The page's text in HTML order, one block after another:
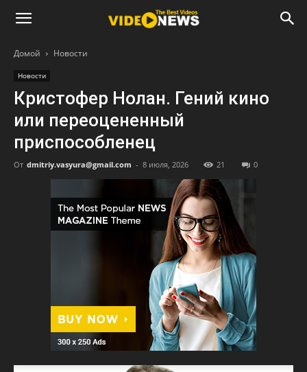
Домой Новости
Новости
Кристофер Нолан. Гений кино
или переоцененный
приспособленец
От dmitriy.vasyura@gmail.com - 8 июля, 2026 21 0